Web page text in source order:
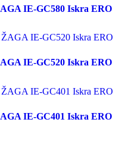
IE-GC580 Iskra ERO
IE-GC520 Iskra ERO
IE-GC401 Iskra ERO